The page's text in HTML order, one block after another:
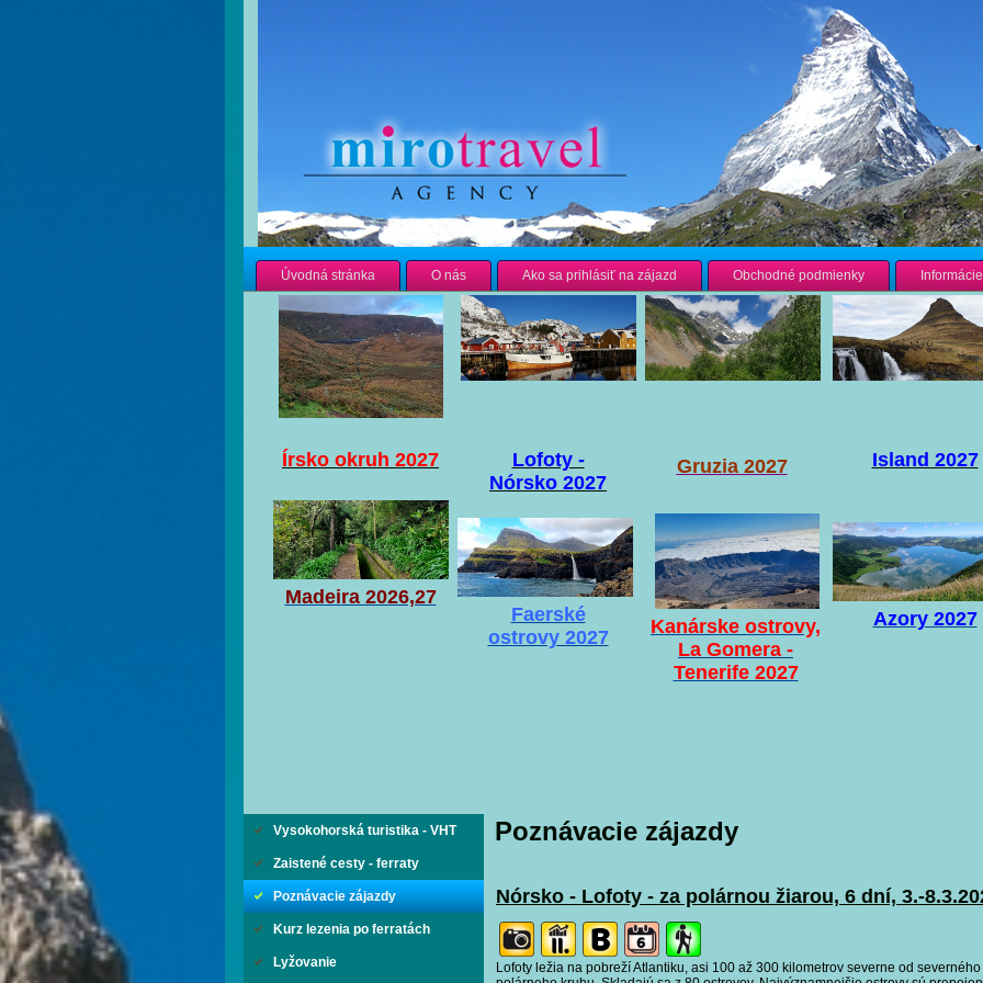
Úvodná stránka O nás Ako sa prihlásiť na zájazd Obchodné podmienky Informácie
Írsko okruh 2027
Madeira 2026,27
Lofoty -
Nórsko 2027
Faerské
ostrovy 2027
Gruzia 2027
Kanárske ostrovy,
La Gomera -
Tenerife 2027
Island 2027
Azory 2027
Vysokohorská turistika - VHT
Zaistené cesty - ferraty
Poznávacie zájazdy
Kurz lezenia po ferratách
Lyžovanie
Poznávacie zájazdy
Nórsko - Lofoty - za polárnou žiarou, 6 dní, 3.-
Lofoty ležia na pobreží Atlantiku, asi 100 až 300 kilometrov severne od severného